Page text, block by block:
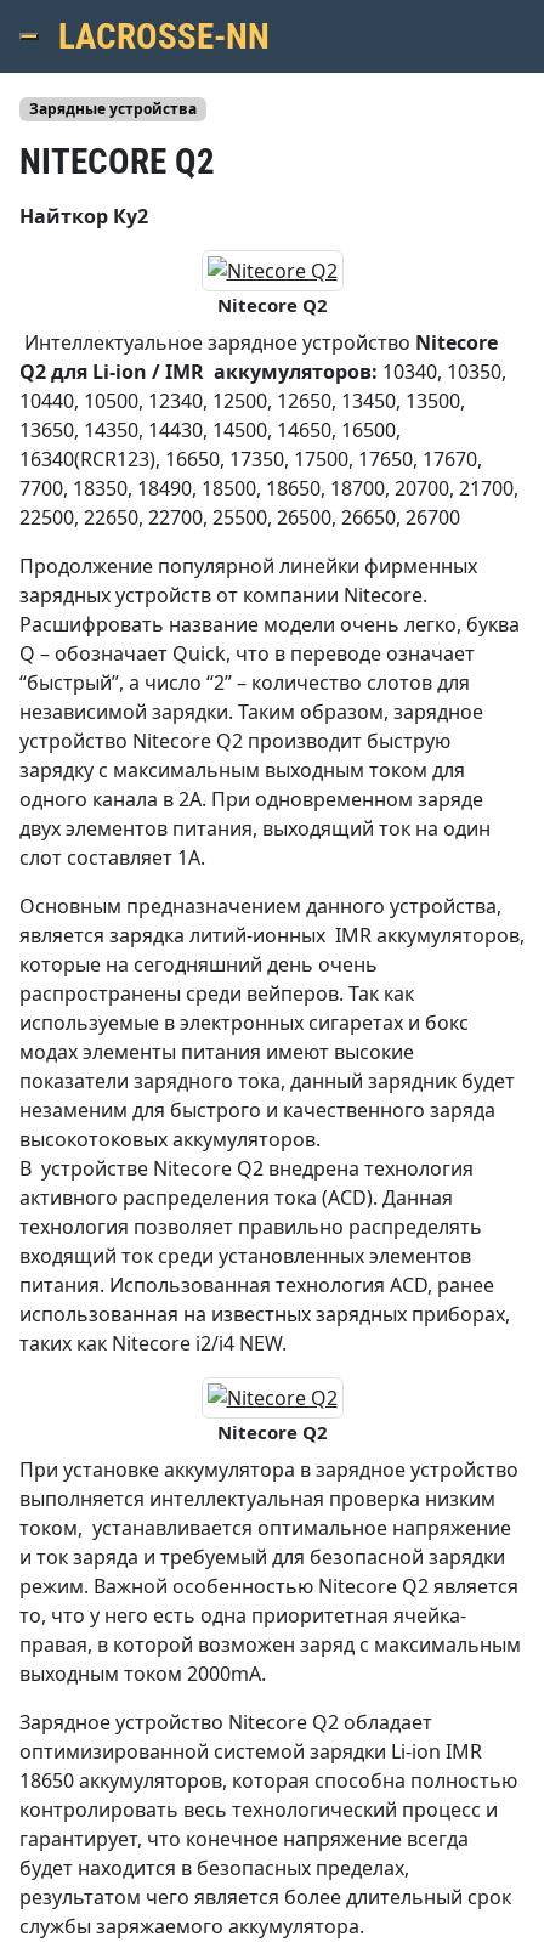
MenuLACROSSE-NN
Зарядные устройства
NITECORE Q2
Найткор Ку2
Nitecore Q2
Интеллектуальное зарядное устройство Nitecore
Q2для Li-ion / IMR аккумуляторов: 10340, 10350,
10440, 10500, 12340, 12500, 12650, 13450, 13500,
13650, 14350, 14430, 14500, 14650, 16500,
16340(RCR123), 16650, 17350, 17500, 17650, 17670,
7700, 18350, 18490, 18500, 18650, 18700, 20700, 21700,
22500, 22650, 22700, 25500, 26500, 26650, 26700
Продолжение популярной линейки фирменных
зарядных устройств от компании Nitecore.
Расшифровать название модели очень легко, буква
Q – обозначает Quick, что в переводе означает
“быстрый”, а число “2” – количество слотов для
независимой зарядки. Таким образом, зарядное
устройство Nitecore Q2 производит быструю
зарядку с максимальным выходным током для
одного канала в 2А. При одновременном заряде
двух элементов питания, выходящий ток на один
слот составляет 1А.
Основным предназначением данного устройства,
является зарядка литий-ионных IMR аккумуляторов,
которые на сегодняшний день очень
распространены среди вейперов. Так как
используемые в электронных сигаретах и бокс
модах элементы питания имеют высокие
показатели зарядного тока, данный зарядник будет
незаменим для быстрого и качественного заряда
высокотоковых аккумуляторов.
В устройстве Nitecore Q2 внедрена технология
активного распределения тока (АСD). Данная
технология позволяет правильно распределять
входящий ток среди установленных элементов
питания. Использованная технология АСD, ранее
использованная на известных зарядных приборах,
таких как Nitecore i2/i4 NEW.
Nitecore Q2
При установке аккумулятора в зарядное устройство
выполняется интеллектуальная проверка низким
током, устанавливается оптимальное напряжение
и ток заряда и требуемый для безопасной зарядки
режим. Важной особенностью Nitecore Q2 является
то, что у него есть одна приоритетная ячейка-
правая, в которой возможен заряд с максимальным
выходным током 2000mA.
Зарядное устройство Nitecore Q2 обладает
оптимизированной системой зарядки Li-ion IMR
18650 аккумуляторов, которая способна полностью
контролировать весь технологический процесс и
гарантирует, что конечное напряжение всегда
будет находится в безопасных пределах,
результатом чего является более длительный срок
службы заряжаемого аккумулятора.